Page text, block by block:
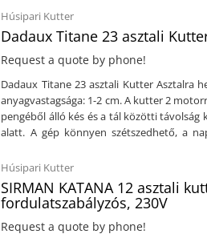
alatt. A gép könnyen tisztítható, hiszen a
bennragadna a szennyeződés. Műszaki leírás (pdf) Műszaki adatok: Erős,
konstrukcióNagy teherbírással
6 késsel felszerelveKés sebessége
forgatómotor teljesítménye: 30 kW2 tál
1,1 kW - 1,4 kWÁramforrás: 400VMéret:
mérete: 800 x 300 x 1000 mm (szé x mé x
Húsipari Kutter
Dadaux Titane 23 asztali
Request a quote by phone!
Dadaux Titane 23 asztali Kutter Asztalra
anyagvastagsága: 1-2 cm. A kutter 2
pengéből álló kés és a tál közötti
alatt. A gép könnyen szétszedhető, a
távolság minimálisKönnyen
felületKapacitás: 20 literVágófej: 6
forgatómotor teljesítménye: 3,3 Kw - 4,4
teljesítménye: 0,4 Kw - 0,5
ma)Súly: 260 kg
Húsipari Kutter
SIRMAN KATANA 12 asztali
fordulatszabályzós, 230V
Request a quote by phone!